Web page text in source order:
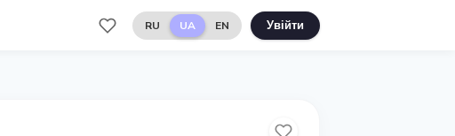
RU UA EN Увійти